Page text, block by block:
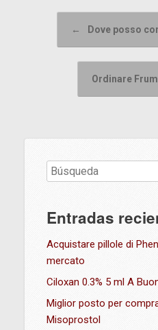
← Dove posso
Ordinare
Entradas
Acquistare pillole di
mercato
Ciloxan 0.3% 5 ml A
Miglior posto per
Misoprostol